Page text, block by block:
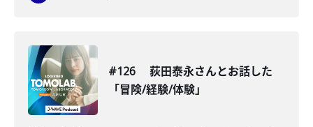
#126 荻田泰永さんとお話した
「冒険/経験/体験」